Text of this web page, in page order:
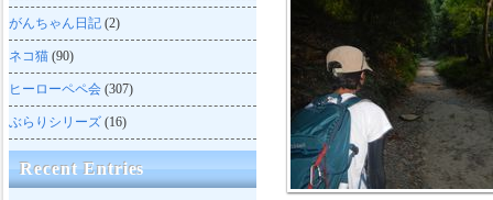
がんちゃん日記 (2)
ネコ猫 (90)
ヒーローペペ会 (307)
ぶらりシリーズ (16)
Recent Entries